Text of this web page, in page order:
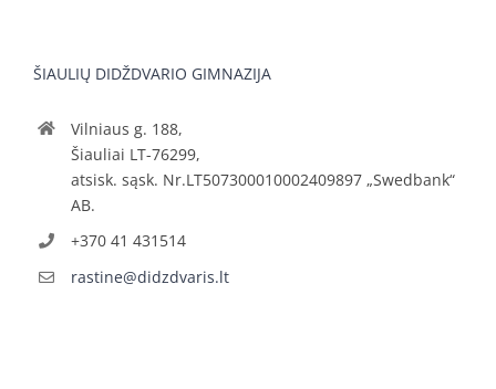
ŠIAULIŲ DIDŽDVARIO GIMNAZIJA
Vilniaus g. 188,
Šiauliai LT-76299,
atsisk. sąsk. Nr.LT507300010002409897 „Swedbank“
AB.
+370 41 431514
rastine@didzdvaris.lt